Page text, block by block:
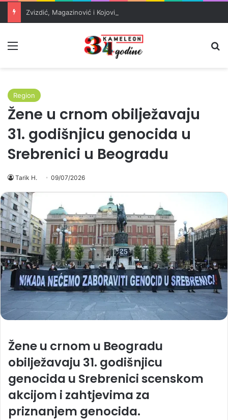
Region
Žene u crnom obilježavaju
31. godišnjicu genocida u
Srebrenici u Beogradu
Tarik H. 09/07/2026
Žene u crnom u Beogradu
obilježavaju 31. godišnjicu
genocida u Srebrenici scenskom
akcijom i zahtjevima za
priznanjem genocida.